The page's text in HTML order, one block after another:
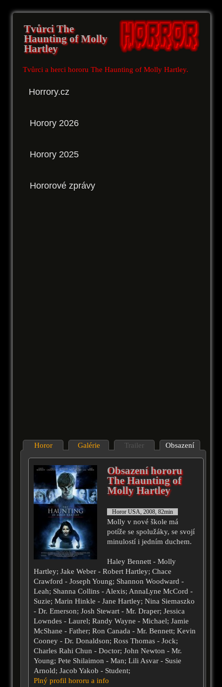
Tvůrci The
Haunting of Molly
Hartley
Tvůrci a herci hororu The Haunting of Molly Hartley.
Horrory.cz
Horory 2026
Horory 2025
Hororové zprávy
Horor Galérie Trailer Obsazení
Obsazení hororu
The Haunting of
Molly Hartley
Horor USA, 2008, 82min
Molly v nové škole má
potíže se spolužáky, se svojí
minulostí i jedním duchem.
Haley Bennett - Molly
Hartley; Jake Weber - Robert Hartley; Chace
Crawford - Joseph Young; Shannon Woodward -
Leah; Shanna Collins - Alexis; AnnaLyne McCord -
Suzie; Marin Hinkle - Jane Hartley; Nina Siemaszko
- Dr. Emerson; Josh Stewart - Mr. Draper; Jessica
Lowndes - Laurel; Randy Wayne - Michael; Jamie
McShane - Father; Ron Canada - Mr. Bennett; Kevin
Cooney - Dr. Donaldson; Ross Thomas - Jock;
Charles Rahi Chun - Doctor; John Newton - Mr.
Young; Pete Shilaimon - Man; Lili Asvar - Susie
Arnold; Jacob Yakob - Student;
Plný profil hororu a info